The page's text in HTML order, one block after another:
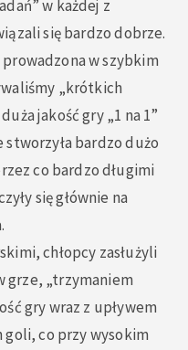
w każdej z
się bardzo dobrze.
prowadzona w szybkim
„krótkich
jakość gry „1 na 1”
bardzo dużo
co bardzo długimi
się głównie na
chłopcy zasłużyli
grze, „trzymaniem
gry wraz z upływem
co przy wysokim